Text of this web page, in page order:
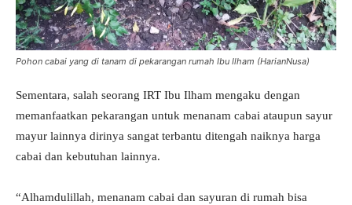
Pohon cabai yang di tanam di pekarangan rumah Ibu Ilham (HarianNusa)
Sementara, salah seorang IRT Ibu Ilham mengaku dengan
memanfaatkan pekarangan untuk menanam cabai ataupun sayur
mayur lainnya dirinya sangat terbantu ditengah naiknya harga
cabai dan kebutuhan lainnya.
“Alhamdulillah, menanam cabai dan sayuran di rumah bisa